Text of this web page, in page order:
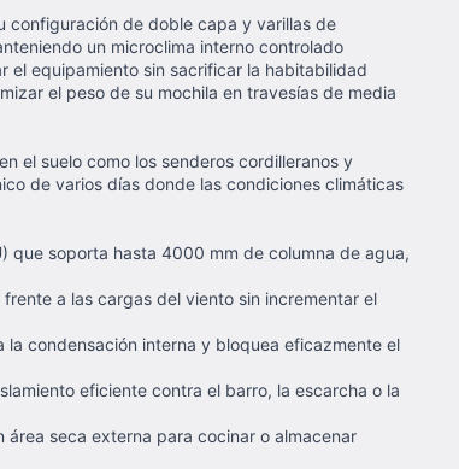
configuración de doble capa y varillas de
un microclima interno controlado
el equipamiento sin sacrificar la habitabilidad
el peso de su mochila en travesías de media
el suelo como los senderos cordilleranos y
de varios días donde las condiciones climáticas
que soporta hasta 4000 mm de columna de agua,
a las cargas del viento sin incrementar el
condensación interna y bloquea eficazmente el
eficiente contra el barro, la escarcha o la
seca externa para cocinar o almacenar